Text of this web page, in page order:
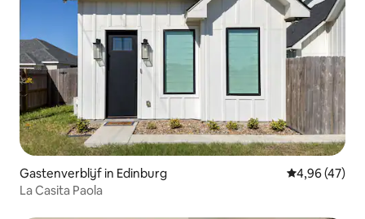
Gastenverblijf in Edinburg Gemiddelde
4,96 (47)
La Casita Paola